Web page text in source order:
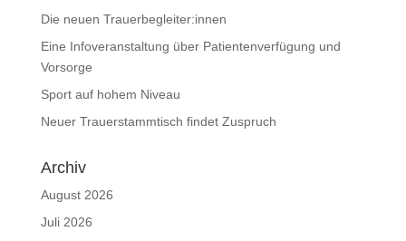
Die neuen Trauerbegleiter:innen
Eine Infoveranstaltung über Patientenverfügung und
Vorsorge
Sport auf hohem Niveau
Neuer Trauerstammtisch findet Zuspruch
Archiv
August 2026
Juli 2026